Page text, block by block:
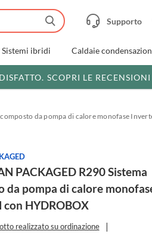
Supporto
Sistemi ibridi Caldaie
SCOPRI LE RECENSIONI
da pompa di calore monofase
PACKAGED R290 Sistema
da pompa di calore
HYDROBOX
realizzato su ordinazione